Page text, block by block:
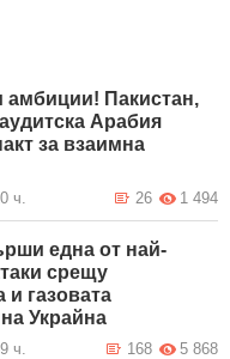
амбиции! Пакистан,
Арабия
за взаимна
ч. 1 494
26
една от най-
срещу
и газовата
Украйна
ч. 5 868
168